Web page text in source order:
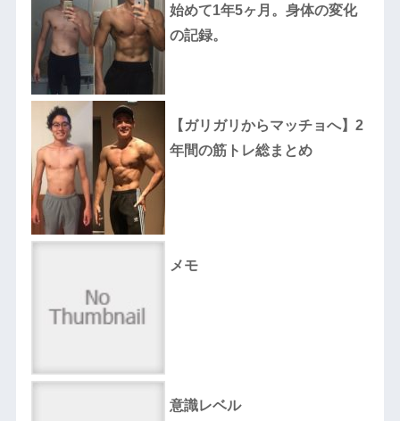
始めて1年5ヶ月。身体の変化
の記録。
【ガリガリからマッチョへ】2
年間の筋トレ総まとめ
メモ
意識レベル